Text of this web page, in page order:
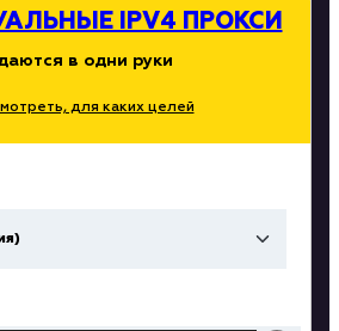
IPV4 ПРОКСИ
в одни руки
для каких целей